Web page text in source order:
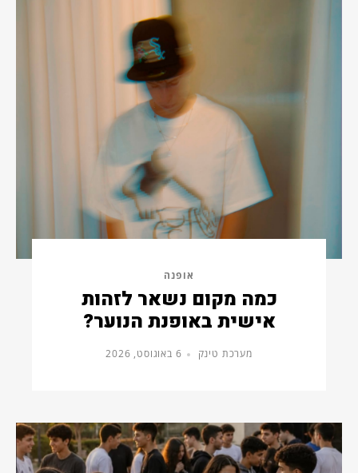
אופנה
כמה מקום נשאר לזהות
אישית באופנת הנוער?
מערכת טינק 6 באוגוסט, 2026